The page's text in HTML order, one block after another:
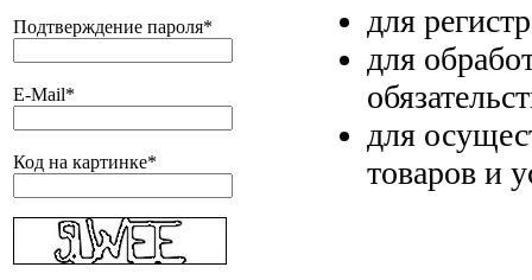
Подтверждение пароля*
E-Mail*
Код на картинке*
для
для
для
товаров и